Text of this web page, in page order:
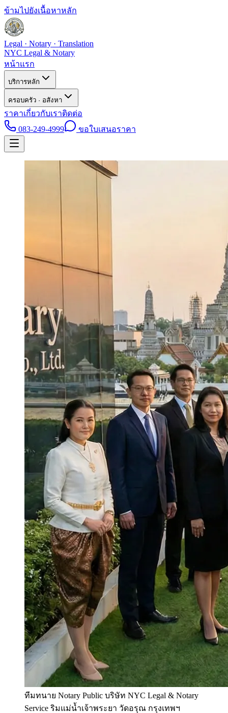
ข้ามไปยังเนื้อหาหลัก
Legal · Notary · Translation
NYC Legal & Notary
หน้าแรก
บริการหลัก
ครอบครัว · อสังหา
ราคาเกี่ยวกับเราติดต่อ
083-249-4999
ขอใบเสนอราคา
ทีมทนาย Notary Public บริษัท NYC Legal & Notary
Service ริมแม่น้ำเจ้าพระยา วัดอรุณ กรุงเทพฯ